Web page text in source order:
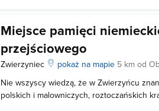
Miejsce pamięci
przejściowego
Zwierzyniec pokaż na mapie 5 km od
Nie wszyscy wiedzą, że w Zwierzyńcu
polskich i malowniczych, roztoczańskich